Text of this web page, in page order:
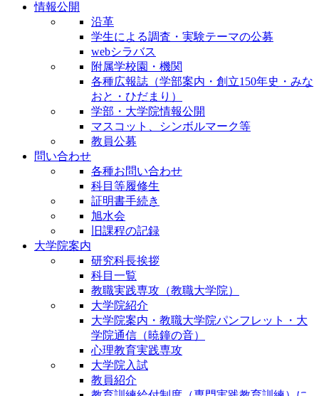
情報公開
沿革
学生による調査・実験テーマの公募
webシラバス
附属学校園・機関
各種広報誌（学部案内・創立150年史・みな
おと・ひだまり）
学部・大学院情報公開
マスコット、シンボルマーク等
教員公募
問い合わせ
各種お問い合わせ
科目等履修生
証明書手続き
旭水会
旧課程の記録
大学院案内
研究科長挨拶
科目一覧
教職実践専攻（教職大学院）
大学院紹介
大学院案内・教職大学院パンフレット・大
学院通信（暁鐘の音）
心理教育実践専攻
大学院入試
教員紹介